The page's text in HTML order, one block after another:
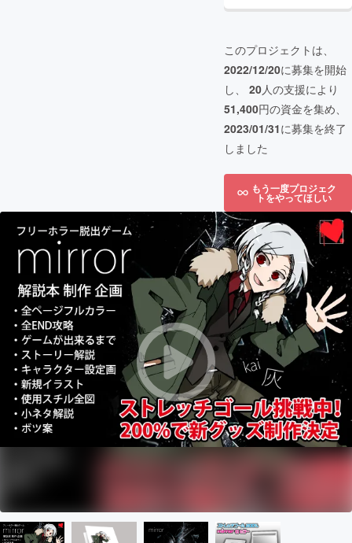
このプロジェクトは、
2022/12/20に募集を開始
し、 20人の支援により
51,400円の資金を集め、
2023/01/31に募集を終了
しました
もう一度プロジェク
トをやってほしい